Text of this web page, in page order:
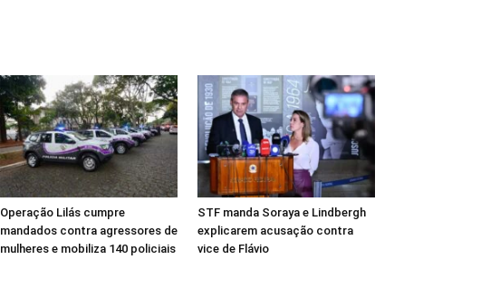
Operação Lilás cumpre
mandados contra agressores de
mulheres e mobiliza 140 policiais
STF manda Soraya e Lindbergh
explicarem acusação contra
vice de Flávio